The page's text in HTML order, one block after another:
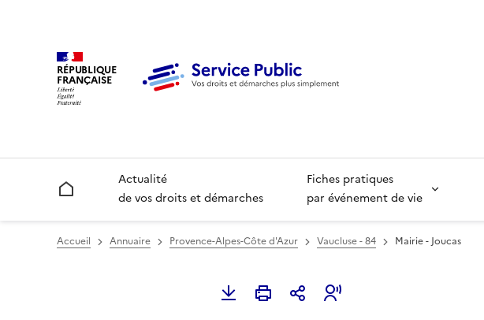
RÉPUBLIQUE
FRANÇAISE
Accueil
Actualité
de vos droits et démarches
Fiches pratiques
par événement de vie
Accueil Annuaire Provence-Alpes-Côte d'Azur Vaucluse - 84 Mairie - Joucas